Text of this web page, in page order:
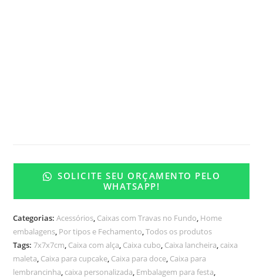
SOLICITE SEU ORÇAMENTO PELO
WHATSAPP!
Categorias:Acessórios, Caixas com Travas no Fundo, Home
embalagens, Por tipos e Fechamento,Todos os produtos
Tags:7x7x7cm, Caixa com alça, Caixa cubo, Caixa lancheira, caixa
maleta, Caixa para cupcake, Caixa para doce, Caixa para
lembrancinha, caixa personalizada, Embalagem para festa,